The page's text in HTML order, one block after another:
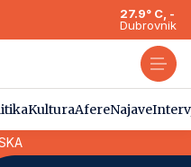
27.9° C, -
Dubrovnik
KulturaAfereNajave